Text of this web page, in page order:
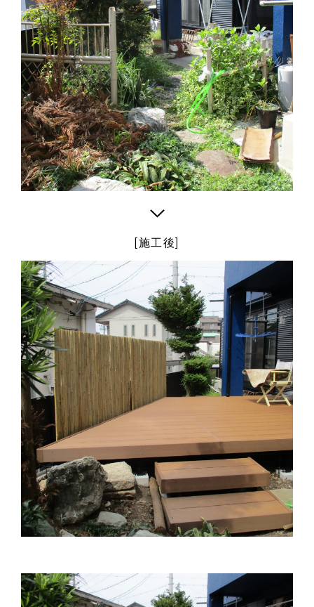
arrow_forward_ios
[施工後]